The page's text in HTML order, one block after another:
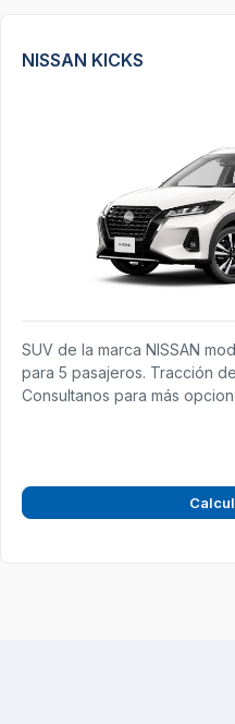
NISSAN KICKS
SUV de la marca NISSAN
para 5 pasajeros. Tracción
Consultanos para más